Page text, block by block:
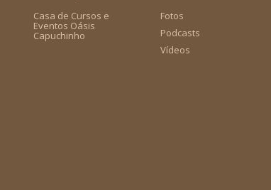
Casa de Cursos e
Eventos Oásis
Capuchinho
Fotos
Podcasts
Vídeos